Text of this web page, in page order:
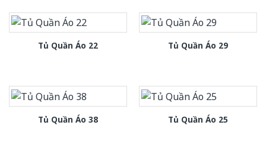
Tủ Quần Áo 22 Tủ Quần Áo 29
Tủ Quần Áo 38 Tủ Quần Áo 25